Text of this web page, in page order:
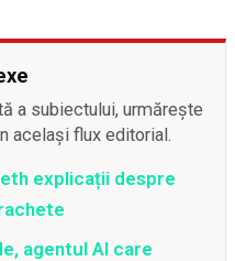
a subiectului, urmărește
același flux editorial.
explicații despre
agentul AI care